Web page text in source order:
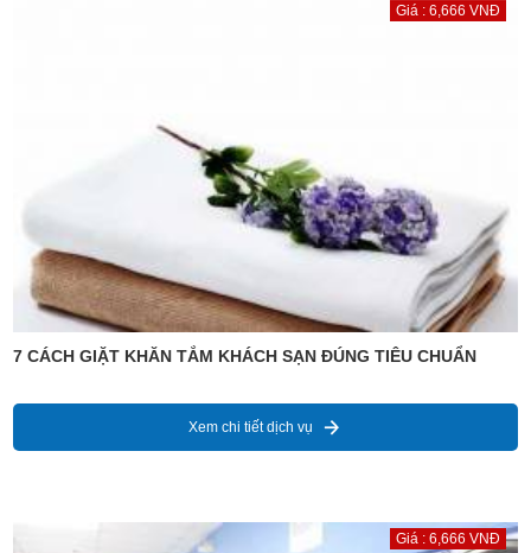
Giá : 6,666 VNĐ
7 CÁCH GIẶT KHĂN TẮM KHÁCH SẠN ĐÚNG TIÊU CHUẨN
Xem chi tiết dịch vụ
Giá : 6,666 VNĐ